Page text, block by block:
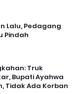
Lalu, Pedagang
Pindah
Truk
Bupati Ayahwa
Tidak Ada Korban